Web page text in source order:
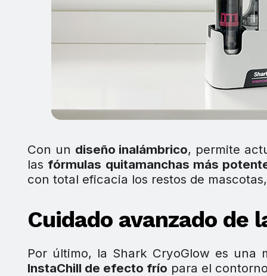
Con un diseño inalámbrico, permite
las fórmulas quitamanchas más
con total eficacia los restos de
Cuidado avanzado de
Por último, la Shark CryoGlow es una
InstaChill de efecto frío para el